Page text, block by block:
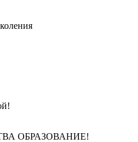
ОБРАЗОВАНИЕ!